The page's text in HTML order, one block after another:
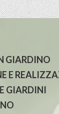
GIARDINO
E
GIARDINI